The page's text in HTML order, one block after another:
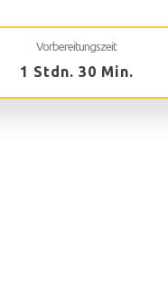
Vorbereitungszeit
1 Stdn. 30 Min.